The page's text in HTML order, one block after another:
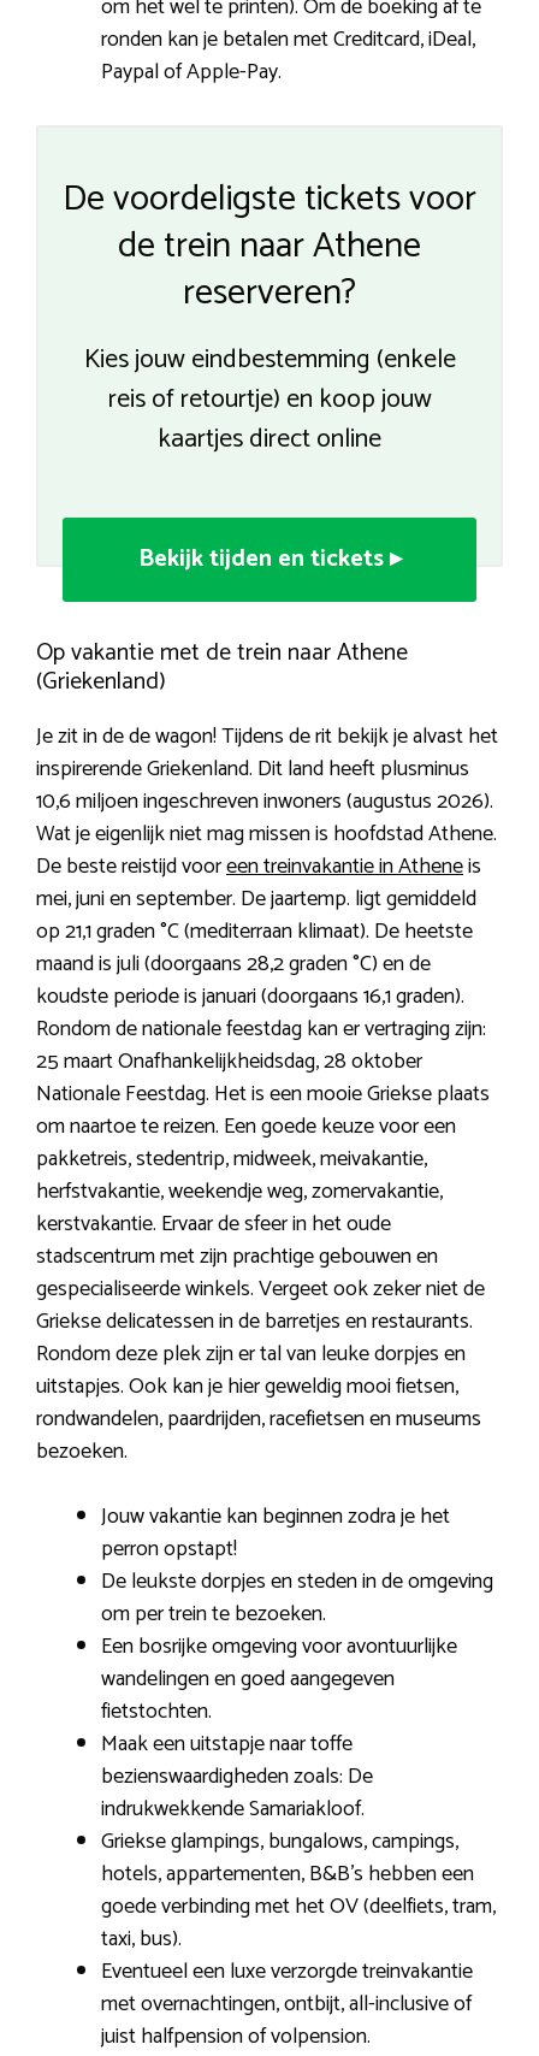
ronden kan je betalen met Creditcard, iDeal,
Paypal of Apple-Pay.
De voordeligste tickets voor
de trein naar Athene
reserveren?
Kies jouw eindbestemming (enkele
reis of retourtje) en koop jouw
kaartjes direct online
Bekijk tijden en tickets ▸
Op vakantie met de trein naar Athene
(Griekenland)
Je zit in de de wagon! Tijdens de rit bekijk je alvast het
inspirerende Griekenland. Dit land heeft plusminus
10,6 miljoen ingeschreven inwoners (augustus 2026).
Wat je eigenlijk niet mag missen is hoofdstad Athene.
De beste reistijd vooreen treinvakantie in Atheneis
mei, juni en september. De jaartemp. ligt gemiddeld
op 21,1 graden °C (mediterraan klimaat). De heetste
maand is juli (doorgaans 28,2 graden °C) en de
koudste periode is januari (doorgaans 16,1 graden).
Rondom de nationale feestdag kan er vertraging zijn:
25 maart Onafhankelijkheidsdag, 28 oktober
Nationale Feestdag. Het is een mooie Griekse plaats
om naartoe te reizen. Een goede keuze voor een
pakketreis, stedentrip, midweek, meivakantie,
herfstvakantie, weekendje weg, zomervakantie,
kerstvakantie. Ervaar de sfeer in het oude
stadscentrum met zijn prachtige gebouwen en
gespecialiseerde winkels. Vergeet ook zeker niet de
Griekse delicatessen in de barretjes en restaurants.
Rondom deze plek zijn er tal van leuke dorpjes en
uitstapjes. Ook kan je hier geweldig mooi fietsen,
rondwandelen, paardrijden, racefietsen en museums
bezoeken.
Jouw vakantie kan beginnen zodra je het
perron opstapt!
De leukste dorpjes en steden in de omgeving
om per trein te bezoeken.
Een bosrijke omgeving voor avontuurlijke
wandelingen en goed aangegeven
fietstochten.
Maak een uitstapje naar toffe
bezienswaardigheden zoals: De
indrukwekkende Samariakloof.
Griekse glampings, bungalows, campings,
hotels, appartementen, B&B’s hebben een
goede verbinding met het OV (deelfiets, tram,
taxi, bus).
Eventueel een luxe verzorgde treinvakantie
met overnachtingen, ontbijt, all-inclusive of
juist halfpension of volpension.